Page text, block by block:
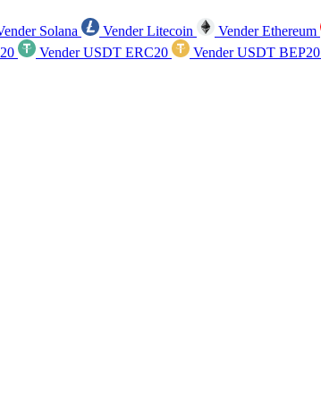
Solana Vender Litecoin Vender Ethereum
Vender USDT ERC20 Vender USDT BEP20